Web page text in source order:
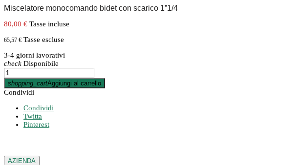
Miscelatore monocomando bidet con scarico 1”1/4
80,00 € Tasse incluse
65,57 € Tasse escluse
3-4 giorni lavorativi
check Disponibile
shopping_cartAggiungi al carrello
Condividi
Condividi
Twitta
Pinterest
AZIENDA